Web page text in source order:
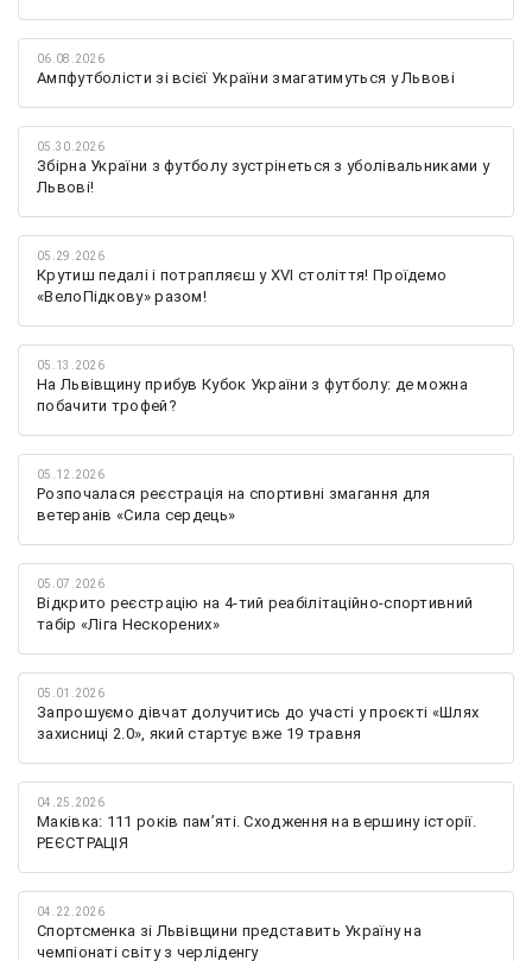
06.08.2026
Ампфутболісти зі всієї України змагатимуться у Львові
05.30.2026
Збірна України з футболу зустрінеться з уболівальниками у
Львові!
05.29.2026
Крутиш педалі і потрапляєш у XVI століття! Проїдемо
«ВелоПідкову» разом!
05.13.2026
На Львівщину прибув Кубок України з футболу: де можна
побачити трофей?
05.12.2026
Розпочалася реєстрація на спортивні змагання для
ветеранів «Сила сердець»
05.07.2026
Відкрито реєстрацію на 4-тий реабілітаційно-спортивний
табір «Ліга Нескорених»
05.01.2026
Запрошуємо дівчат долучитись до участі у проєкті «Шлях
захисниці 2.0», який стартує вже 19 травня
04.25.2026
Маківка: 111 років пам’яті. Сходження на вершину історії.
РЕЄСТРАЦІЯ
04.22.2026
Спортсменка зі Львівщини представить Україну на
чемпіонаті світу з черліденгу